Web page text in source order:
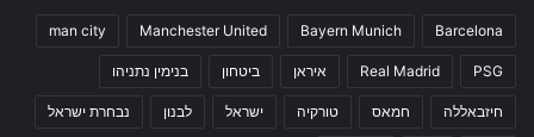
Barcelona
Bayern Munich
Manchester United
man city
PSG
Real Madrid איראן ביטחון בנימין נתניהו
חיזבאללה חמאס טורקיה ישראל לבנון נבחרת ישראל